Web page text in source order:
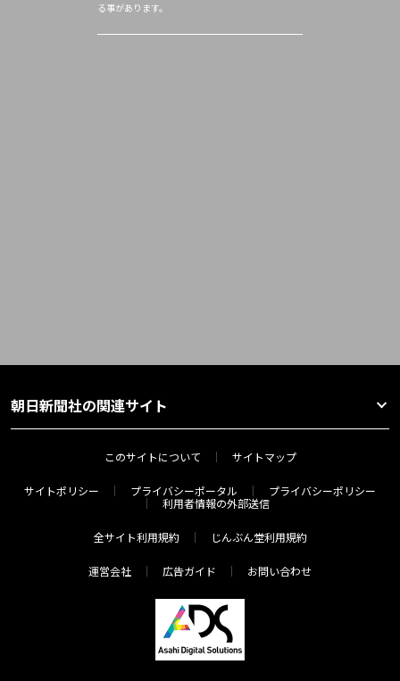
る事があります。
朝日新聞社の関連サイト
このサイトについて サイトマップ
サイトポリシー プライバシーポータル
プライバシーポリシー
利用者情報の外部送信
全サイト利用規約 じんぶん堂利用規約
運営会社 広告ガイド お問い合わせ